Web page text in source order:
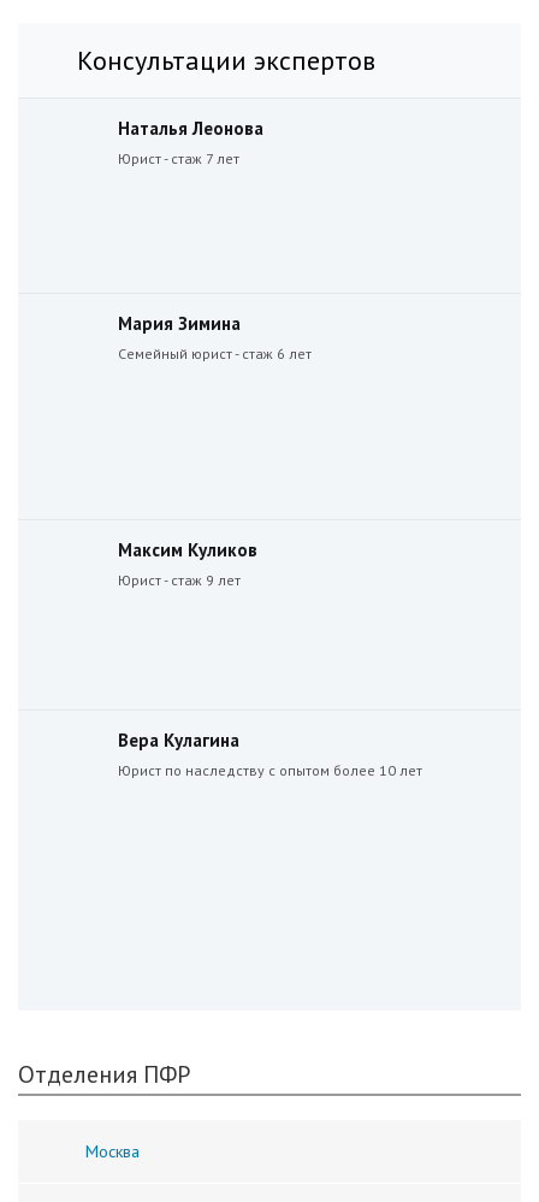
Консультации экспертов
Наталья Леонова
Юрист - стаж 7 лет
Мария Зимина
Семейный юрист - стаж 6 лет
Максим Куликов
Юрист - стаж 9 лет
Вера Кулагина
Юрист по наследству с опытом более 10 лет
Отделения ПФР
Москва